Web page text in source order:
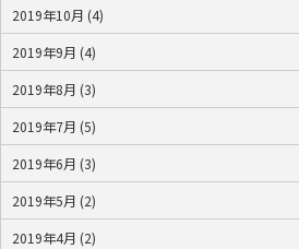
2019年10月 (4)
2019年9月 (4)
2019年8月 (3)
2019年7月 (5)
2019年6月 (3)
2019年5月 (2)
2019年4月 (2)